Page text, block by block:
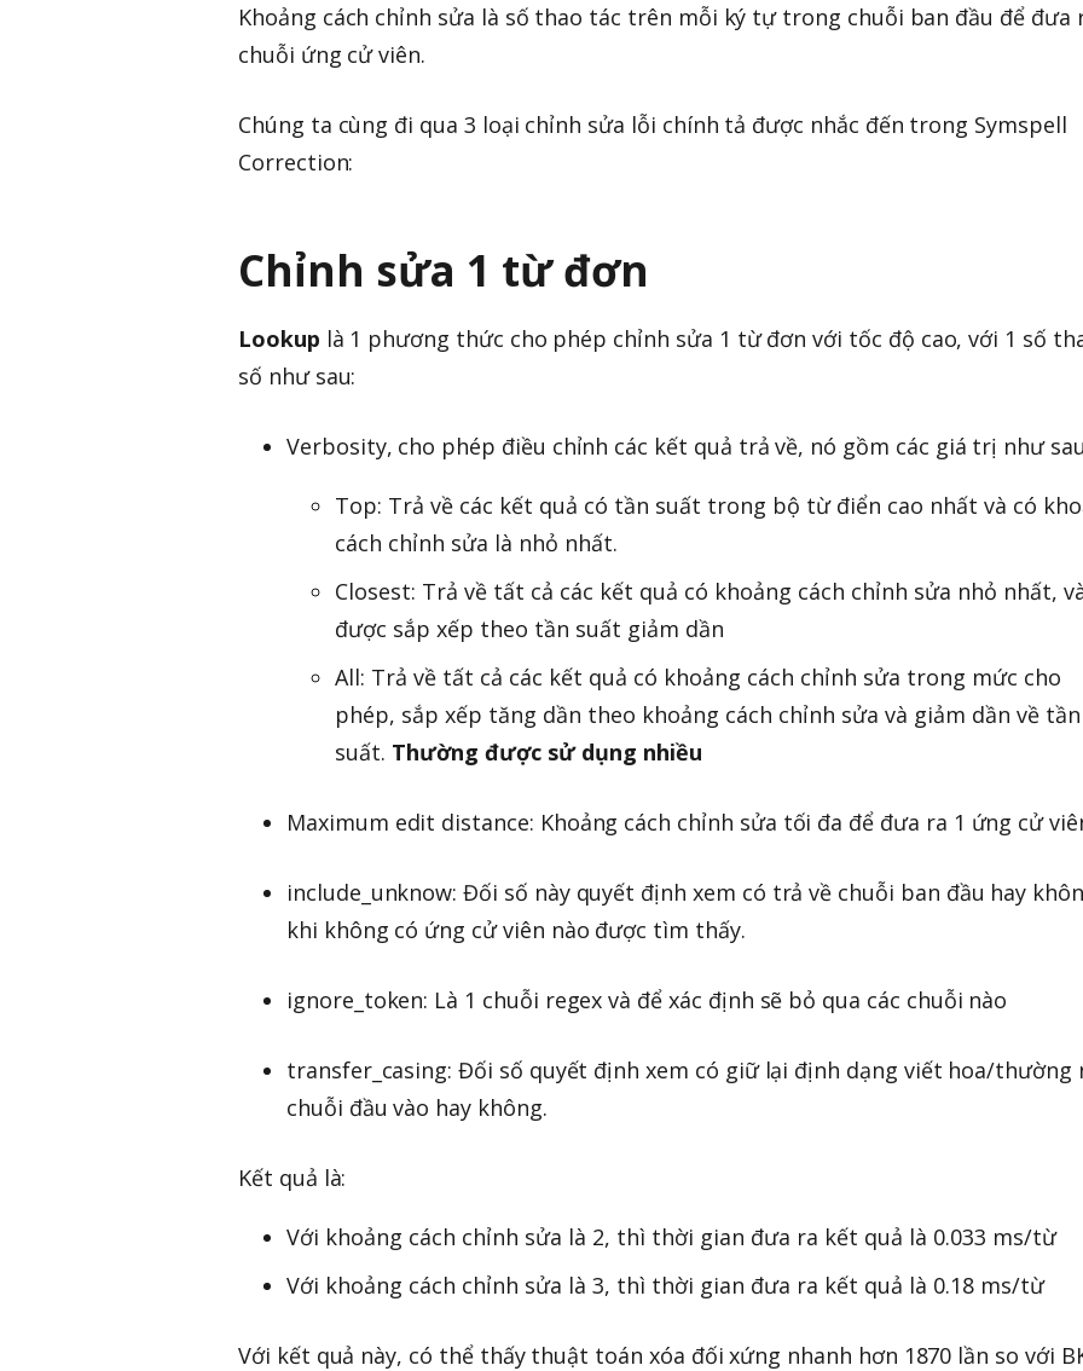
Khoảng cách chỉnh sửa là số thao tác trên mỗi ký tự trong chuỗi ban đầu để đưa
chuỗi ứng cử viên.
Chúng ta cùng đi qua 3 loại chỉnh sửa lỗi chính tả được nhắc đến trong Symspell
Correction:
Chỉnh sửa 1 từ đơn
Lookup là 1 phương thức cho phép chỉnh sửa 1 từ đơn với tốc độ cao, với 1 số
số như sau:
Verbosity, cho phép điều chỉnh các kết quả trả về, nó gồm các giá trị như
Top: Trả về các kết quả có tần suất trong bộ từ điển cao nhất và có
cách chỉnh sửa là nhỏ nhất.
Closest: Trả về tất cả các kết quả có khoảng cách chỉnh sửa nhỏ nhất,
được sắp xếp theo tần suất giảm dần
All: Trả về tất cả các kết quả có khoảng cách chỉnh sửa trong mức cho
phép, sắp xếp tăng dần theo khoảng cách chỉnh sửa và giảm dần về tần
suất. Thường được sử dụng nhiều
Maximum edit distance: Khoảng cách chỉnh sửa tối đa để đưa ra 1 ứng cử
include_unknow: Đối số này quyết định xem có trả về chuỗi ban đầu hay
khi không có ứng cử viên nào được tìm thấy.
ignore_token: Là 1 chuỗi regex và để xác định sẽ bỏ qua các chuỗi nào
transfer_casing: Đối số quyết định xem có giữ lại định dạng viết hoa/thường
chuỗi đầu vào hay không.
Kết quả là:
Với khoảng cách chỉnh sửa là 2, thì thời gian đưa ra kết quả là 0.033 ms/từ
Với khoảng cách chỉnh sửa là 3, thì thời gian đưa ra kết quả là 0.18 ms/từ
Với kết quả này, có thể thấy thuật toán xóa đối xứng nhanh hơn 1870 lần so với